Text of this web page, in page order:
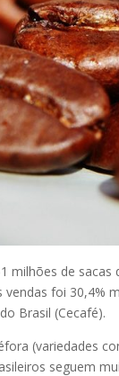
milhões de
vendas foi 30,4%
Brasil (Cecafé).
(variedades
seguem